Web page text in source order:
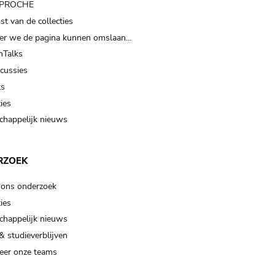
van de collecties
we de pagina kunnen omslaan…
nieuws
onderzoek
nieuws
studieverblijven
onze teams